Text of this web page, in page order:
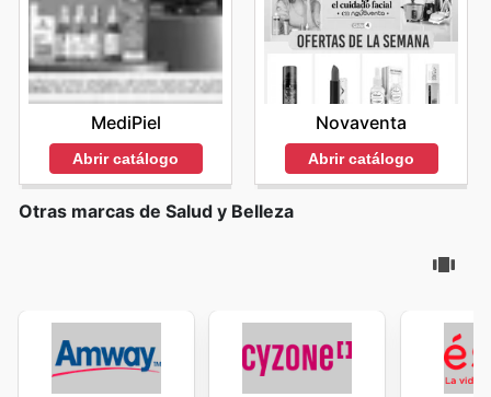
MediPiel
Abrir catálogo
Novaventa
Abrir catálogo
Otras marcas de Salud y Belleza